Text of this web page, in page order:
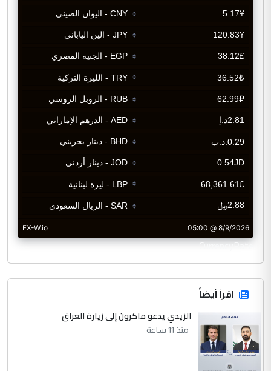
CurrencyRate
اقرأ أيضاً
الزيدي يدعو ماكرون إلى زيارة العراق
منذ 11 ساعة